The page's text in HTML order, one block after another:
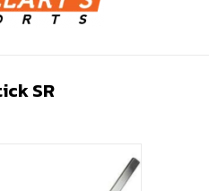
SR